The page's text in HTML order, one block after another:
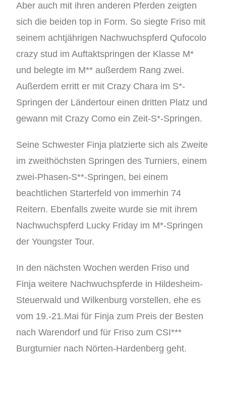
Aber auch mit ihren anderen Pferden zeigten
sich die beiden top in Form. So siegte Friso mit
seinem achtjährigen Nachwuchspferd Qufocolo
crazy stud im Auftaktspringen der Klasse M*
und belegte im M** außerdem Rang zwei.
Außerdem erritt er mit Crazy Chara im S*-
Springen der Ländertour einen dritten Platz und
gewann mit Crazy Como ein Zeit-S*-Springen.
Seine Schwester Finja platzierte sich als Zweite
im zweithöchsten Springen des Turniers, einem
zwei-Phasen-S**-Springen, bei einem
beachtlichen Starterfeld von immerhin 74
Reitern. Ebenfalls zweite wurde sie mit ihrem
Nachwuchspferd Lucky Friday im M*-Springen
der Youngster Tour.
In den nächsten Wochen werden Friso und
Finja weitere Nachwuchspferde in Hildesheim-
Steuerwald und Wilkenburg vorstellen, ehe es
vom 19.-21.Mai für Finja zum Preis der Besten
nach Warendorf und für Friso zum CSI***
Burgturnier nach Nörten-Hardenberg geht.